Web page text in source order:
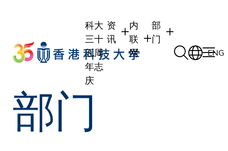
科大
三十
五周
年志
庆
资
讯
内
联
网
部
门
ENG
部门